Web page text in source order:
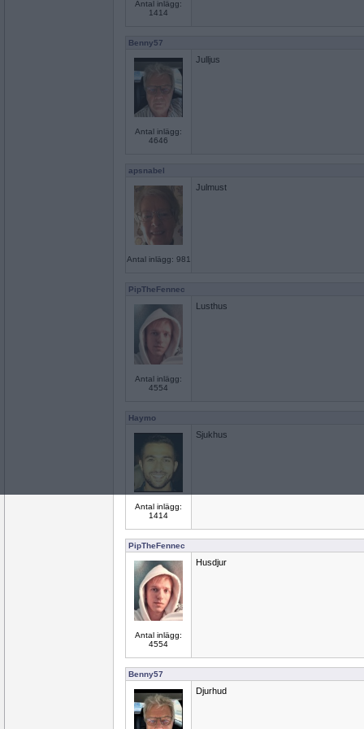
Antal inlägg:
1414
Benny57
Antal inlägg:
4646
Julljus
apsnabel
Antal inlägg: 981
Julmust
PipTheFennec
Antal inlägg:
4554
Lusthus
Haymo
Antal inlägg:
1414
Sjukhus
PipTheFennec
Antal inlägg:
4554
Husdjur
Benny57
Djurhud